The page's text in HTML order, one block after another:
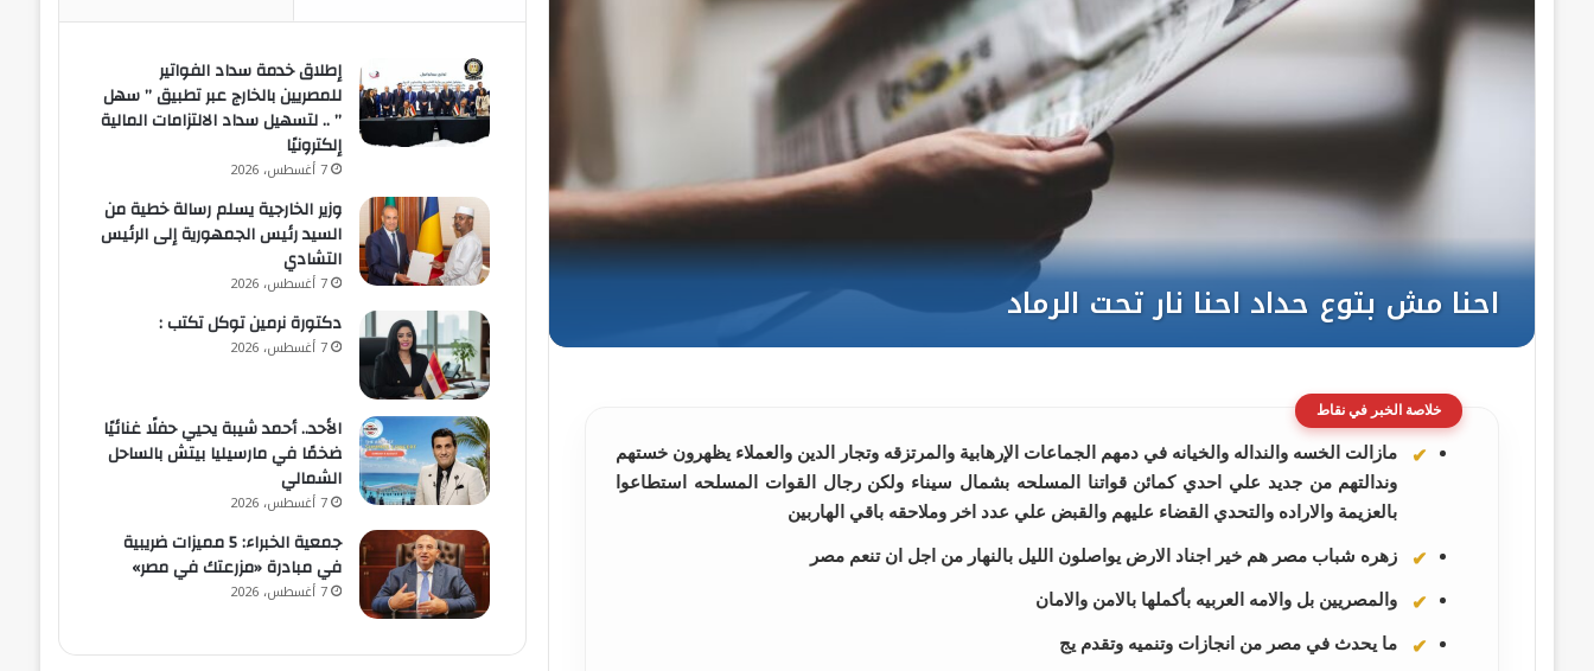
خلاصة الخبر في نقاط
مازالت الخسه والنداله والخيانه في دمهم الجماعات الإرهابية والمرتزقه وتجار الدين والعملاء يظهرون خستهم
وندالتهم من جديد علي احدي كمائن قواتنا المسلحه بشمال سيناء ولكن رجال القوات المسلحه استطاعوا
بالعزيمة والاراده والتحدي القضاء عليهم والقبض علي عدد اخر وملاحقه باقي الهاربين
زهره شباب مصر هم خير اجناد الارض يواصلون الليل بالنهار من اجل ان تنعم مصر
والمصريين بل والامه العربيه بأكملها بالامن والامان
ما يحدث في مصر من انجازات وتنميه وتقدم يج
إطلاق خدمة سداد الفواتير
للمصريين بالخارج عبر تطبيق ” سهل
” .. لتسهيل سداد الالتزامات المالية
إلكترونيًا
7 أغسطس، 2026
وزير الخارجية يسلم رسالة خطية من
السيد رئيس الجمهورية إلى الرئيس
التشادي
7 أغسطس، 2026
​دكتورة نرمين توكل تكتب :
7 أغسطس، 2026
الأحد.. أحمد شيبة يحيي حفلًا غنائيًا
ضخمًا في مارسيليا بيتش بالساحل
الشمالي
7 أغسطس، 2026
جمعية الخبراء: 5 مميزات ضريبية
في مبادرة «مزرعتك في مصر»
7 أغسطس، 2026